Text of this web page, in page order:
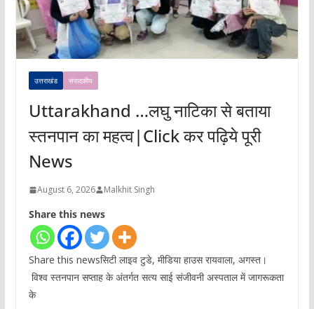
उत्तराखंड संपादकीय
Uttarakhand …लघु नाटिका से बताया
स्तनपान का महत्व|Click कर पढ़िये पूरी
News
August 6, 2026 Malkhit Singh
Share this news
Share this newsसिटी लाइव टुडे, मीडिया हाउस रायवाला, अगस्त।
विश्व स्तनपान सप्ताह के अंतर्गत सत्य साई संजीवनी अस्पताल में जागरूकता
के